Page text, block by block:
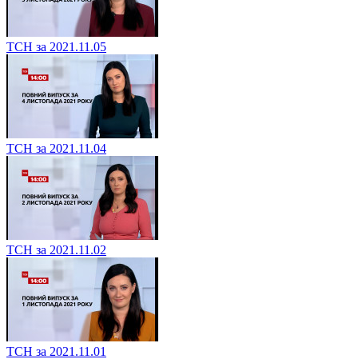
ТСН за 2021.11.05
ТСН за 2021.11.04
ТСН за 2021.11.02
ТСН за 2021.11.01